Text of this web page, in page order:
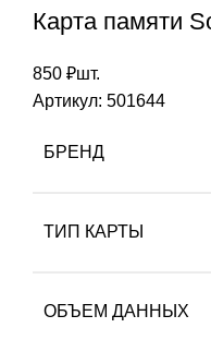
Карта памяти
850 ₽шт.
Артикул: 501644
БРЕНД
ТИП КАРТЫ
ОБЪЕМ ДАННЫХ